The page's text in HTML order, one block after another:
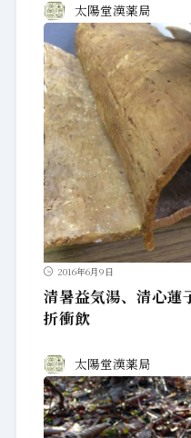
太陽堂漢薬局
2016年6月9日
清暑益気湯、清心蓮
折衝飲
太陽堂漢薬局